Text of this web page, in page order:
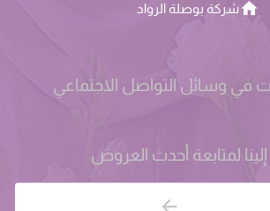
شركة بوصلة الرواد
في وسائل التواصل الاجتماعي
لمتابعة أحدث العروض